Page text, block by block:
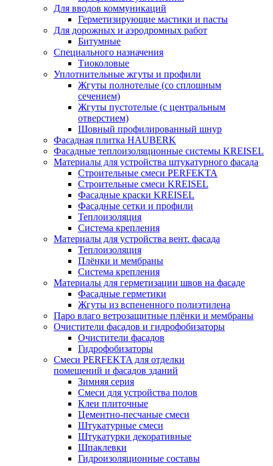
Для вводов коммуникаций
Герметизирующие мастики и пасты
Для дорожных и аэродромных работ
Битумные
Специального назначения
Тиоколовые
Уплотнительные жгуты и профили
Жгуты полнотелые (со сплошным
сечением)
Жгуты пустотелые (с центральным
отверстием)
Шовный профилированный шнур
Фасадная плитка HAUBERK
Фасадные теплоизоляционные системы KREISEL
Материалы для устройства штукатурного фасада
Строительные смеси PERFEKTA
Строительные смеси KREISEL
Фасадные краски KREISEL
Фасадные сетки и профили
Теплоизоляция
Система крепления
Материалы для устройства вент. фасада
Теплоизоляция
Плёнки и мембраны
Система крепления
Материалы для герметизации швов на фасаде
Фасадные герметики
Жгуты из вспененного полиэтилена
Паро влаго ветрозащитные плёнки и мембраны
Очистители фасадов и гидрофобизаторы
Очистители фасадов
Гидрофобизаторы
Смеси PERFEKTA для отделки
помещений и фасадов зданий
Зимняя серия
Смеси для устройства полов
Клеи плиточные
Цементно-песчаные смеси
Штукатурные смеси
Штукатурки декоративные
Шпаклевки
Гидроизоляционные составы